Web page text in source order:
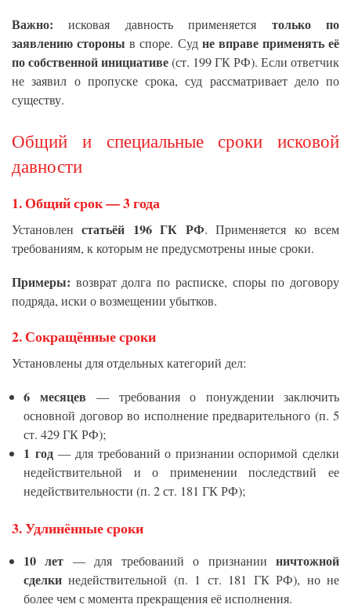
Важно: исковая давность применяется только по
заявлению стороны в споре. Суд не вправе применять её
по собственной инициативе(ст. 199 ГК РФ). Если ответчик
не заявил о пропуске срока, суд рассматривает дело по
существу.
Общий и специальные сроки исковой
давности
1.Общий срок — 3 года
Установленстатьёй 196 ГК РФ. Применяется ко всем
требованиям, к которым не предусмотрены иные сроки.
Примеры: возврат долга по расписке, споры по договору
подряда, иски о возмещении убытков.
2.Сокращённые сроки
Установлены для отдельных категорий дел:
6 месяцев — требования о понуждении заключить
основной договор во исполнение предварительного (п. 5
ст. 429 ГК РФ);
1 год— для требований о признании оспоримой сделки
недействительной и о применении последствий ее
недействительности (п. 2 ст. 181 ГК РФ);
3.Удлинённые сроки
10 лет — для требований о признанииничтожной
сделки недействительной (п. 1 ст. 181 ГК РФ), но не
более чем с момента прекращения её исполнения.